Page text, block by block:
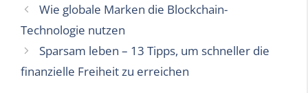
Wie globale Marken die Blockchain-
Technologie nutzen
Sparsam leben – 13 Tipps, um schneller die
finanzielle Freiheit zu erreichen